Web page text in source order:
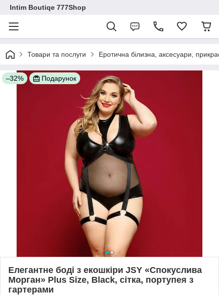
Intim Boutiqe 777Shop
Товари та послуги Еротична білизна, аксесуари,
–32% Подарунок
Елегантне боді з екошкіри JSY «Спокуслива
Морган» Plus Size, Black, сітка, портупея з
гартерами